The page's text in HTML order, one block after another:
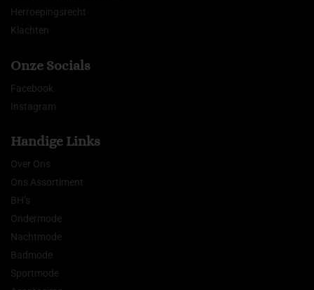
Herroepingsrecht
Klachten
Onze Socials
Facebook
Instagram
Handige Links
Over Ons
Ons Assortiment
BH’s
Ondermode
Nachtmode
Badmode
Sportmode